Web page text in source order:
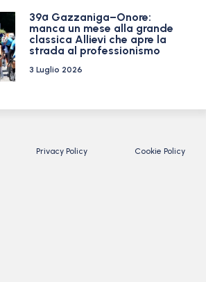
39ª Gazzaniga–Onore:
manca un mese alla grande
classica Allievi che apre la
strada al professionismo
3 Luglio 2026
Privacy Policy Cookie Policy